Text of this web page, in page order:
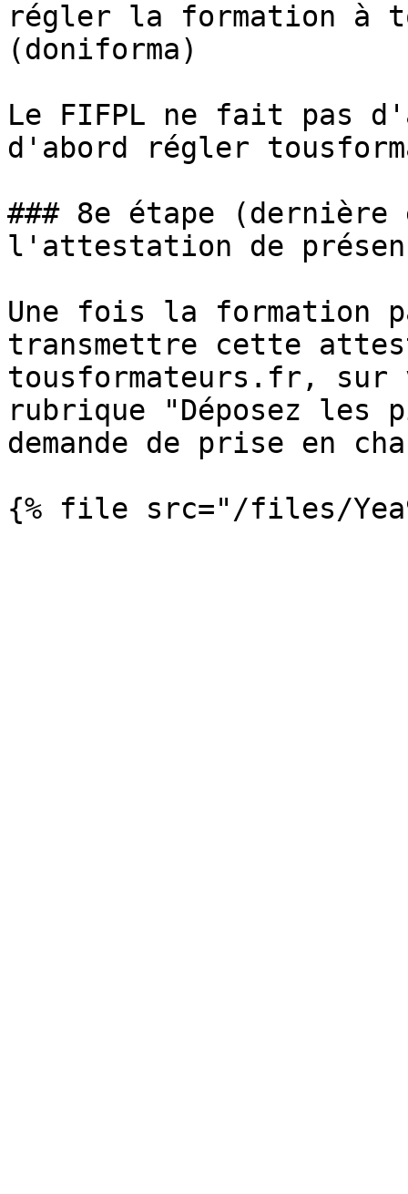
régler la formation à
(doniforma)
Le FIFPL ne fait pas
d'abord régler
### 8e étape
l'attestation de
Une fois la formation
transmettre cette
tousformateurs.fr, sur
rubrique "Déposez les
demande de prise en